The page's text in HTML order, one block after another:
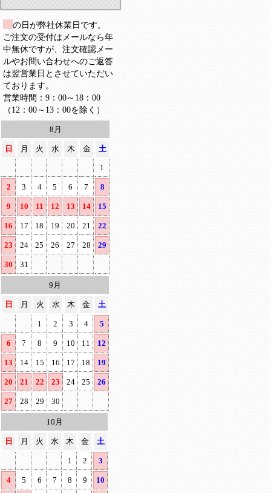
の日が弊社休業日です。
ご注文の受付はメールなら年
中無休ですが、注文確認メー
ルやお問い合わせへのご返答
は翌営業日とさせていただい
ております。
営業時間：9：00～18：00
（12：00～13：00を除く）
8月
日 月 火 水 木 金 土
1
2 3 4 5 6 7 8
9 10 11 12 13 14 15
16 17 18 19 20 21 22
23 24 25 26 27 28 29
30 31
9月
日 月 火 水 木 金 土
1 2 3 4 5
6 7 8 9 10 11 12
13 14 15 16 17 18 19
20 21 22 23 24 25 26
27 28 29 30
10月
日 月 火 水 木 金 土
1 2 3
4 5 6 7 8 9 10